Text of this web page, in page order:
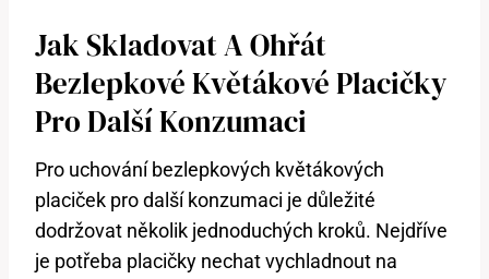
Jak Skladovat A Ohřát
Bezlepkové Květákové Placičky
Pro Další Konzumaci
Pro uchování bezlepkových květákových
placiček pro další konzumaci je důležité
dodržovat několik jednoduchých kroků. Nejdříve
je potřeba placičky nechat vychladnout na